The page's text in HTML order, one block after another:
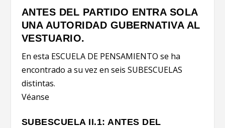
ANTES DEL PARTIDO ENTRA SOLA
UNA AUTORIDAD GUBERNATIVA AL
VESTUARIO.
En esta ESCUELA DE PENSAMIENTO se ha
encontrado a su vez en seis SUBESCUELAS
distintas.
Véanse
SUBESCUELA II.1: ANTES DEL